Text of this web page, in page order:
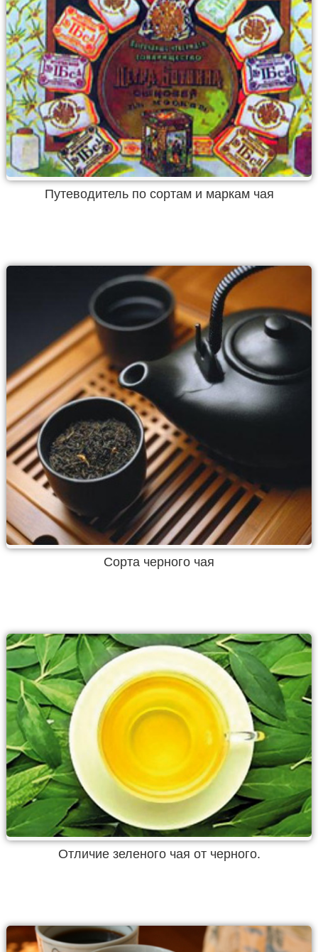
Путеводитель по сортам и маркам чая
Сорта черного чая
Отличие зеленого чая от черного.